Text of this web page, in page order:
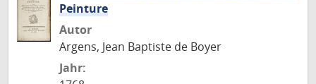
Peinture
Autor
Argens, Jean Baptiste de Boyer
Jahr: